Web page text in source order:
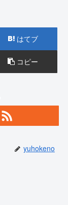
はてブ
コピー
yuhokeno